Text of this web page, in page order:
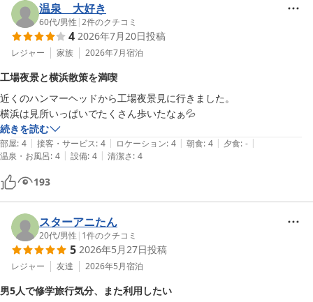
温泉 大好き
60代/男性 |2件のクチコミ
4 2026年7月20日投稿
レジャー 家族 2026年7月宿泊
工場夜景と横浜散策を満喫
近くのハンマーヘッドから工場夜景見に行きました。
横浜は見所いっぱいでたくさん歩いたなぁ💦
続きを読む
部屋: 4 | 接客・サービス: 4 | ロケーション: 4 | 朝食: 4 | 夕食: - |
温泉・お風呂: 4 | 設備: 4 | 清潔さ: 4
193
スターアニたん
20代/男性 | 1件のクチコミ
5 2026年5月27日投稿
レジャー 友達 2026年5月宿泊
男5人で修学旅行気分、また利用したい